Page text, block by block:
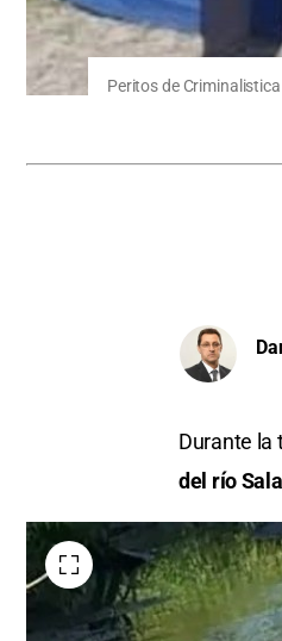
Peritos de
Durante la
del río